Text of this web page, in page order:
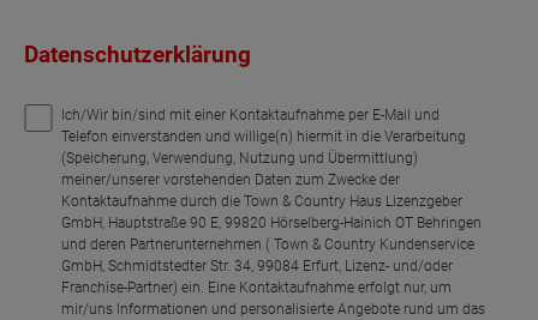
Datenschutzerklärung
Ich/Wir bin/sind mit einer Kontaktaufnahme per E-Mail und
Telefon einverstanden und willige(n) hiermit in die Verarbeitung
(Speicherung, Verwendung, Nutzung und Übermittlung)
meiner/unserer vorstehenden Daten zum Zwecke der
Kontaktaufnahme durch die Town & Country Haus Lizenzgeber
GmbH, Hauptstraße 90 E, 99820 Hörselberg-Hainich OT Behringen
und deren Partnerunternehmen ( Town & Country Kundenservice
GmbH, Schmidtstedter Str. 34, 99084 Erfurt, Lizenz- und/oder
Franchise-Partner) ein. Eine Kontaktaufnahme erfolgt nur, um
mir/uns Informationen und personalisierte Angebote rund um das